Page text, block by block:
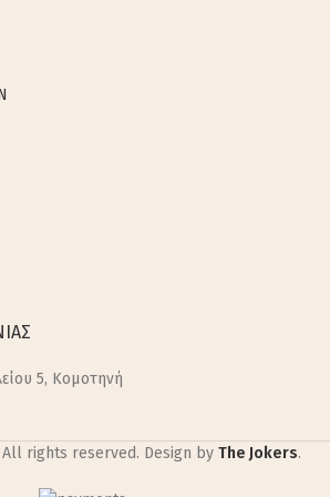
5, Κομοτηνή
All rights reserved. Design by The Jokers.